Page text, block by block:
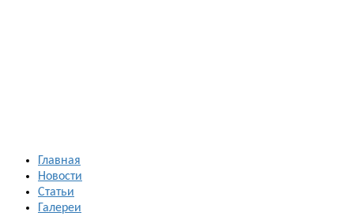
Главная
Новости
Статьи
Галереи